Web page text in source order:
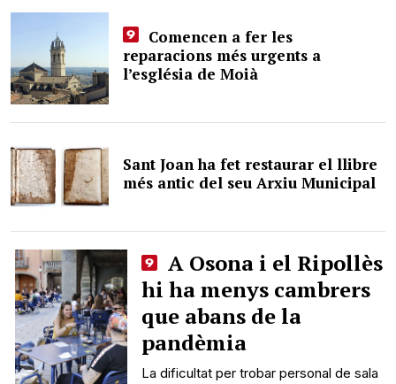
Comencen a fer les
reparacions més urgents a
l’església de Moià
Sant Joan ha fet restaurar el llibre
més antic del seu Arxiu Municipal
A Osona i el Ripollès
hi ha menys cambrers
que abans de la
pandèmia
La dificultat per trobar personal de sala